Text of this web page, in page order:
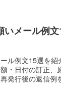
いメール例
ル例文15選を
・日付の訂正、
発行後の返信例